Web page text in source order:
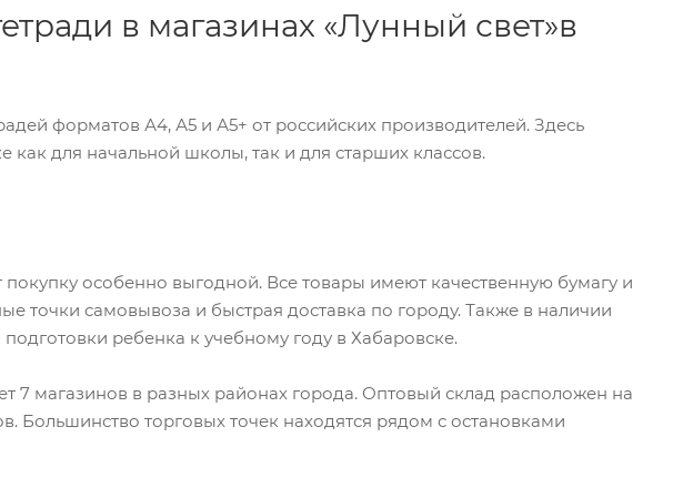
в магазинах «Лунный свет»в
форматов А4, А5 и А5+ от российских производителей. Здесь
для начальной школы, так и для старших классов.
покупку особенно выгодной. Все товары имеют качественную бумагу и
точки самовывоза и быстрая доставка по городу. Также в наличии
ребенка к учебному году в Хабаровске.
7 магазинов в разных районах города. Оптовый склад расположен на
Большинство торговых точек находятся рядом с остановками